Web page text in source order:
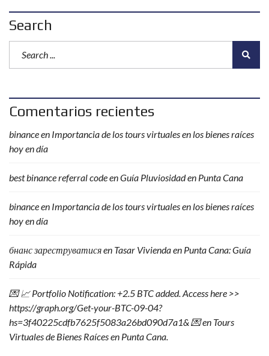
Search
Comentarios recientes
binanceen Importancia de los tours virtuales en los bienes raíces
hoy en día
best binance referral codeenGuía Pluviosidad en Punta Cana
binanceen Importancia de los tours virtuales en los bienes raíces
hoy en día
бнанс зареструватисяen Tasar Vivienda en Punta Cana: Guía
Rápida
💌 📈 Portfolio Notification: +2.5 BTC added. Access here >>
https://graph.org/Get-your-BTC-09-04?
hs=3f40225cdfb7625f5083a26bd090d7a1& 💌en Tours
Virtuales de Bienes Raíces en Punta Cana.